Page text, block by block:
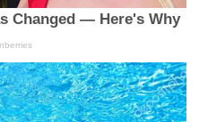
Changed — Here's Why